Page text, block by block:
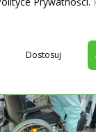
Dostosuj